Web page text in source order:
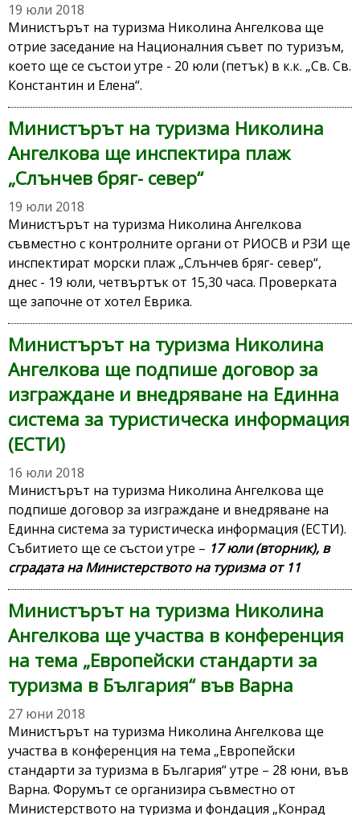
19 юли 2018
Министърът на туризма Николина Ангелкова ще
отрие заседание на Националния съвет по туризъм,
което ще се състои утре - 20 юли (петък) в к.к. „Св. Св.
Константин и Елена“.
Министърът на туризма Николина
Ангелкова ще инспектира плаж
„Слънчев бряг- север“
19 юли 2018
Министърът на туризма Николина Ангелкова
съвместно с контролните органи от РИОСВ и РЗИ ще
инспектират морски плаж „Слънчев бряг- север“,
днес - 19 юли, четвъртък от 15,30 часа. Проверката
ще започне от хотел Еврика.
Министърът на туризма Николина
Ангелкова ще подпише договор за
изграждане и внедряване на Единна
система за туристическа информация
(ЕСТИ)
16 юли 2018
Министърът на туризма Николина Ангелкова ще
подпише договор за изграждане и внедряване на
Единна система за туристическа информация (ЕСТИ).
Събитието ще се състои утре – 17 юли (вторник), в
сградата на Министерството на туризма от 11
Министърът на туризма Николина
Ангелкова ще участва в конференция
на тема „Eвропейски стандарти за
туризма в България“ във Варна
27 юни 2018
Министърът на туризма Николина Ангелкова ще
участва в конференция на тема „Eвропейски
стандарти за туризма в България“ утре – 28 юни, във
Варна. Форумът се организира съвместно от
Министерството на туризма и фондация „Конрад